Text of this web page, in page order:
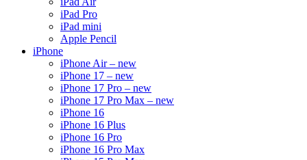
iPad Pro
iPad mini
Apple Pencil
iPhone
iPhone Air – new
iPhone 17 – new
iPhone 17 Pro – new
iPhone 17 Pro Max – new
iPhone 16
iPhone 16 Plus
iPhone 16 Pro
iPhone 16 Pro Max